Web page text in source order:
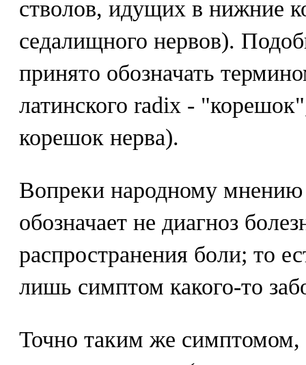
стволов, идущих в нижние
седалищного нервов).
принято обозначать
латинского radix -
корешок нерва).
Вопреки народному
обозначает не диагноз
распространения боли; то
лишь симптом какого-то
Точно таким же симптомом,